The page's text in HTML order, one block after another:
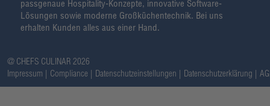
passgenaue Hospitality-Konzepte, innovative Software-
Lösungen sowie moderne Großküchentechnik. Bei uns
erhalten Kunden alles aus einer Hand.
@ CHEFS CULINAR 2026
Impressum
Compliance Datenschutzeinstellungen Datenschutzerklärung